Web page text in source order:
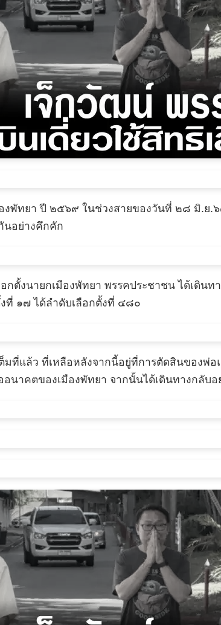
องพัทยา ปี ๒๕๖๙ ในช่วงสายของวันที่ ๒๘ มิ.ย
นอย่างคึกคัก
ตั้งนายกเมืองพัทยา พรรคประชาชน ได้เดินท
ที่ ๑๗ ได้ลำดับเลือกตั้งที่ ๔๘๐
ต็มที่แล้ว ที่เหลือหลังจากนี้อยู่ที่การตัดสินของ
อนาคตของเมืองพัทยา จากนั้นได้เดินทางกลับอ